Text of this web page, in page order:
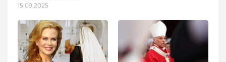
15.09.2025